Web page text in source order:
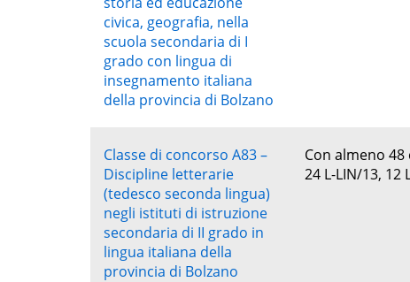
civica, geografia, nella
scuola secondaria di I
grado con lingua di
insegnamento italiana
della provincia di Bolzano
Classe di concorso A83 –
Discipline letterarie
(tedesco seconda lingua)
negli istituti di istruzione
secondaria di II grado in
lingua italiana della
provincia di Bolzano
Con almeno
24 L-LIN/13, 12